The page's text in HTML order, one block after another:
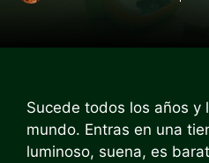
Sucede todos los años y
mundo. Entras en una
luminoso, suena, es